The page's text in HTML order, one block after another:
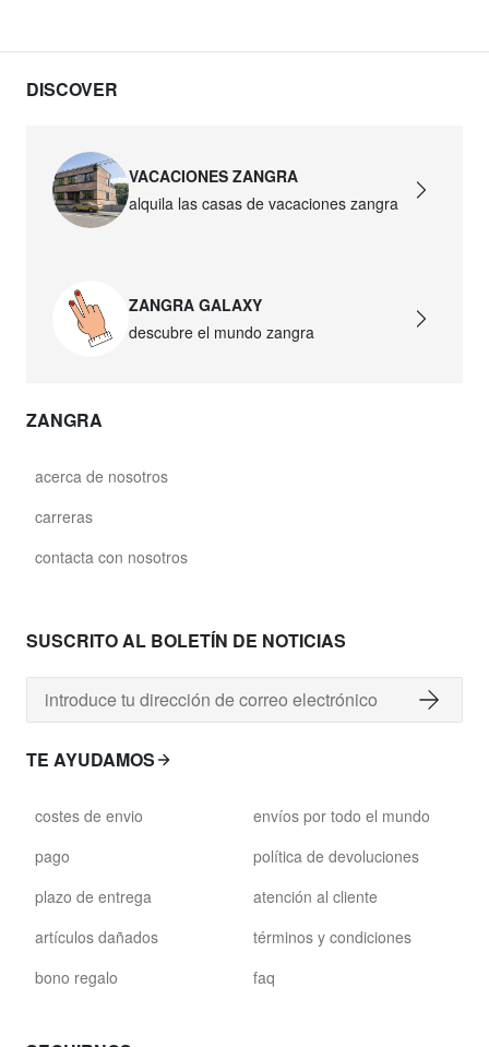
DISCOVER
VACACIONES ZANGRA
alquila las casas de vacaciones zangra
ZANGRA GALAXY
descubre el mundo zangra
ZANGRA
acerca de nosotros
carreras
contacta con nosotros
SUSCRITO AL BOLETÍN DE NOTICIAS
TE AYUDAMOS
costes de envio
pago
plazo de entrega
artículos dañados
bono regalo
envíos por todo el mundo
política de devoluciones
atención al cliente
términos y condiciones
faq